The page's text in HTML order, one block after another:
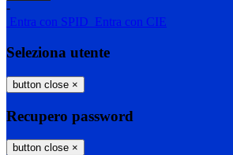
-
Entra con SPID Entra con CIE
Seleziona utente
button close ×
Recupero password
button close ×